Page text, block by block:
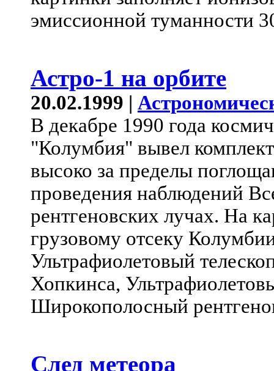
эмиссионной туманности
Астро-1 на орбите
20.02.1999 |
В декабре 1990 года
"Колумбия" вывел
высоко за пределы
проведения наблюдений
рентгеновских лучах. На
грузовому отсеку
Ультрафиолетовый
Хопкинса,
Широкополосный
След метеора